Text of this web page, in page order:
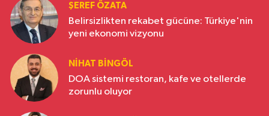
ŞEREF ÖZATA
Belirsizlikten rekabet gücüne: Türkiye'nin
yeni ekonomi vizyonu
NIHAT BINGÖL
DOA sistemi restoran, kafe ve otellerde
zorunlu oluyor